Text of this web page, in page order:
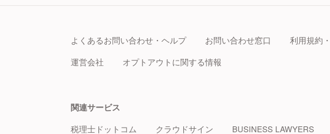
よくあるお問い合わせ・ヘルプ お問い合わせ窓口 利用規約
運営会社
オプトアウトに関する情報
関連サービス
税理士ドットコム
クラウドサイン BUSINESS LAWYERS